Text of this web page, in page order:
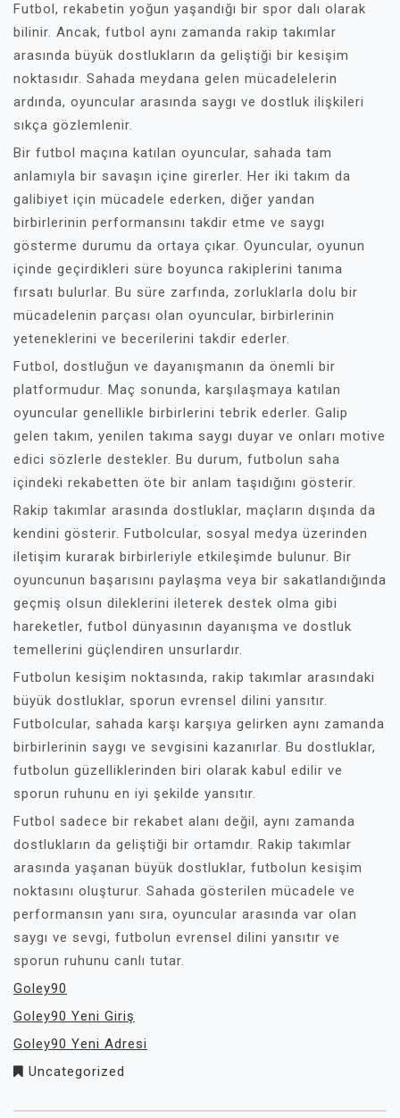
Futbol, rekabetin yoğun yaşandığı bir spor dalı olarak
bilinir. Ancak, futbol aynı zamanda rakip takımlar
arasında büyük dostlukların da geliştiği bir kesişim
noktasıdır. Sahada meydana gelen mücadelelerin
ardında, oyuncular arasında saygı ve dostluk ilişkileri
sıkça gözlemlenir.
Bir futbol maçına katılan oyuncular, sahada tam
anlamıyla bir savaşın içine girerler. Her iki takım da
galibiyet için mücadele ederken, diğer yandan
birbirlerinin performansını takdir etme ve saygı
gösterme durumu da ortaya çıkar. Oyuncular, oyunun
içinde geçirdikleri süre boyunca rakiplerini tanıma
fırsatı bulurlar. Bu süre zarfında, zorluklarla dolu bir
mücadelenin parçası olan oyuncular, birbirlerinin
yeteneklerini ve becerilerini takdir ederler.
Futbol, dostluğun ve dayanışmanın da önemli bir
platformudur. Maç sonunda, karşılaşmaya katılan
oyuncular genellikle birbirlerini tebrik ederler. Galip
gelen takım, yenilen takıma saygı duyar ve onları motive
edici sözlerle destekler. Bu durum, futbolun saha
içindeki rekabetten öte bir anlam taşıdığını gösterir.
Rakip takımlar arasında dostluklar, maçların dışında da
kendini gösterir. Futbolcular, sosyal medya üzerinden
iletişim kurarak birbirleriyle etkileşimde bulunur. Bir
oyuncunun başarısını paylaşma veya bir sakatlandığında
geçmiş olsun dileklerini ileterek destek olma gibi
hareketler, futbol dünyasının dayanışma ve dostluk
temellerini güçlendiren unsurlardır.
Futbolun kesişim noktasında, rakip takımlar arasındaki
büyük dostluklar, sporun evrensel dilini yansıtır.
Futbolcular, sahada karşı karşıya gelirken aynı zamanda
birbirlerinin saygı ve sevgisini kazanırlar. Bu dostluklar,
futbolun güzelliklerinden biri olarak kabul edilir ve
sporun ruhunu en iyi şekilde yansıtır.
Futbol sadece bir rekabet alanı değil, aynı zamanda
dostlukların da geliştiği bir ortamdır. Rakip takımlar
arasında yaşanan büyük dostluklar, futbolun kesişim
noktasını oluşturur. Sahada gösterilen mücadele ve
performansın yanı sıra, oyuncular arasında var olan
saygı ve sevgi, futbolun evrensel dilini yansıtır ve
sporun ruhunu canlı tutar.
Goley90
Goley90 Yeni Giriş
Goley90 Yeni Adresi
Uncategorized